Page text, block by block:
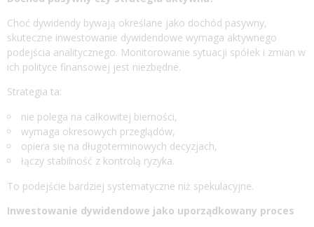
Choć dywidendy bywają określane jako dochód pasywny,
skuteczne inwestowanie dywidendowe wymaga aktywnego
podejścia analitycznego. Monitorowanie sytuacji spółek i zmian w
ich polityce finansowej jest niezbędne.
Strategia ta:
nie polega na całkowitej bierności,
wymaga okresowych przeglądów,
opiera się na długoterminowych decyzjach,
łączy stabilność z kontrolą ryzyka.
To podejście bardziej systematyczne niż spekulacyjne.
Inwestowanie dywidendowe jako uporządkowany proces